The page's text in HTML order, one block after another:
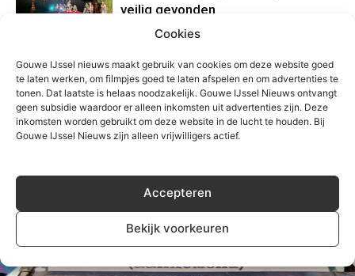
Cookies
Gouwe IJssel nieuws maakt gebruik van cookies om deze website goed
te laten werken, om filmpjes goed te laten afspelen en om advertenties te
tonen. Dat laatste is helaas noodzakelijk. Gouwe IJssel Nieuws ontvangt
geen subsidie waardoor er alleen inkomsten uit advertenties zijn. Deze
inkomsten worden gebruikt om deze website in de lucht te houden. Bij
Gouwe IJssel Nieuws zijn alleen vrijwilligers actief.
Accepteren
Bekijk voorkeuren
veilig gevonden
Algemeen
ongeval Kortenoord in
Nieuwerkerk